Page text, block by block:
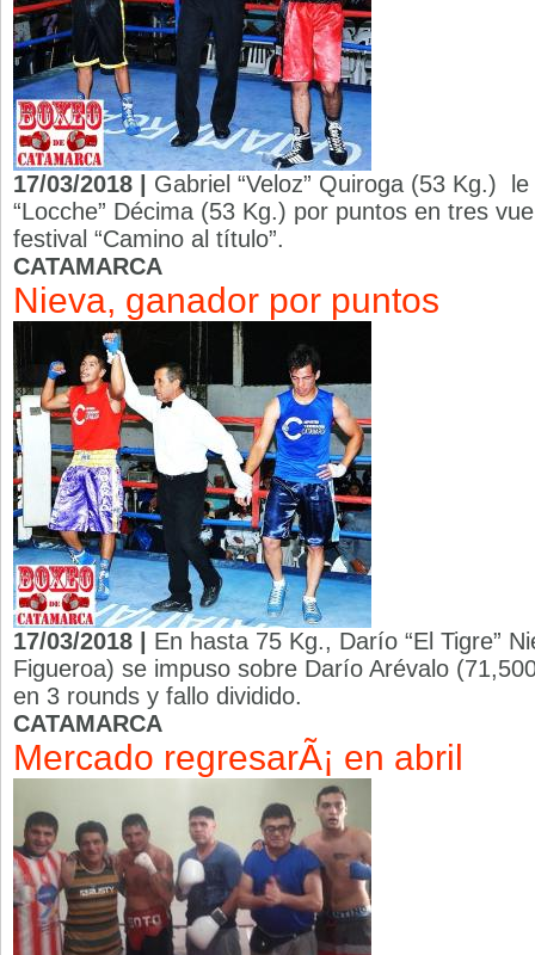
17/03/2018 | Gabriel “Veloz” Quiroga (53 Kg.)
“Locche” Décima (53 Kg.) por puntos en tres
festival “Camino al título”.
CATAMARCA
Nieva, ganador por puntos
17/03/2018 | En hasta 75 Kg., Darío “El Tigre”
Figueroa) se impuso sobre Darío Arévalo
en 3 rounds y fallo dividido.
CATAMARCA
Mercado regresarÃ¡ en abril